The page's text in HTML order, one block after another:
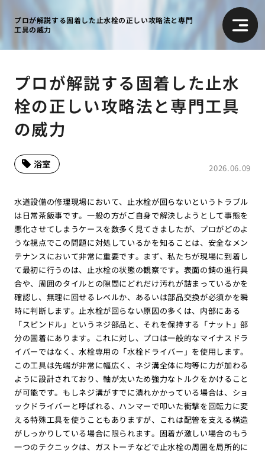
プロが解説する固着した止水栓の正しい攻略法と専門
工具の威力
プロが解説する固着した止水
栓の正しい攻略法と専門工具
の威力
2026.06.09
浴室
水道設備の修理現場において、止水栓が回らないというトラブル
は日常茶飯事です。一般の方がご自身で解決しようとして事態を
悪化させてしまうケースを数多く見てきましたが、プロがどのよ
うな視点でこの問題に対処しているかを知ることは、安全なメン
テナンスにおいて非常に重要です。まず、私たちが現場に到着し
て最初に行うのは、止水栓の状態の観察です。表面の錆の進行具
合や、周囲のタイルとの隙間にどれだけ汚れが詰まっているかを
確認し、無理に回せるレベルか、あるいは部品交換が必須かを瞬
時に判断します。止水栓が回らない原因の多くは、内部にある
「スピンドル」というネジ部品と、それを保持する「ナット」部
分の固着にあります。これに対し、プロは一般的なマイナスドラ
イバーではなく、水栓専用の「水栓ドライバー」を使用します。
この工具は先端が非常に幅広く、ネジ溝全体に均等に力が加わる
ように設計されており、軸が太いため強力なトルクをかけること
が可能です。もしネジ溝がすでに潰れかかっている場合は、ショ
ックドライバーと呼ばれる、ハンマーで叩いた衝撃を回転力に変
える特殊工具を使うこともありますが、これは配管を支える構造
がしっかりしている場合に限られます。固着が激しい場合のもう
一つのテクニックは、ガストーチなどで止水栓の周囲を局所的に